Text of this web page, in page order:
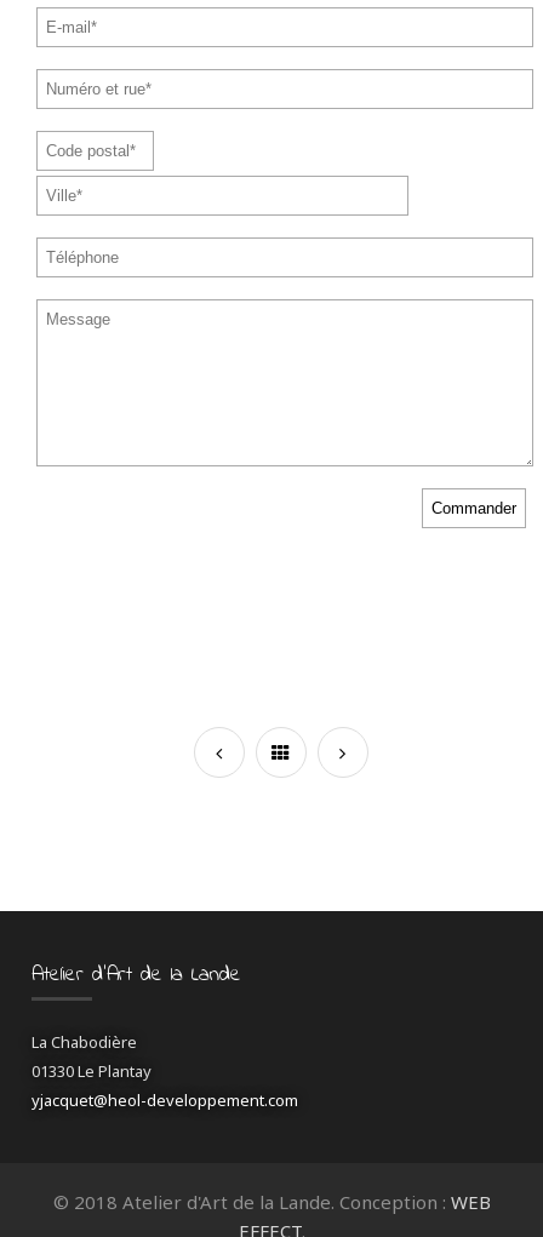
Atelier d’Art de la Lande
La Chabodière
01330 Le Plantay
yjacquet@heol-developpement.com
© 2018 Atelier d'Art de la Lande. Conception : WEB
EFFECT.